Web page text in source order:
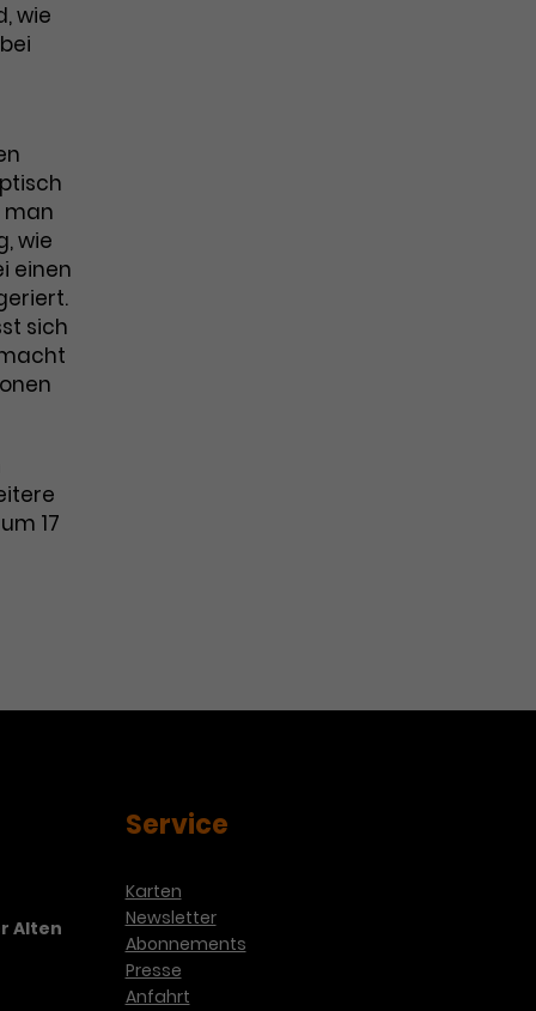
wie
man
wie
einen
sich
17
Alten
Service
Karten
Newsletter
Abonnements
Presse
Anfahrt